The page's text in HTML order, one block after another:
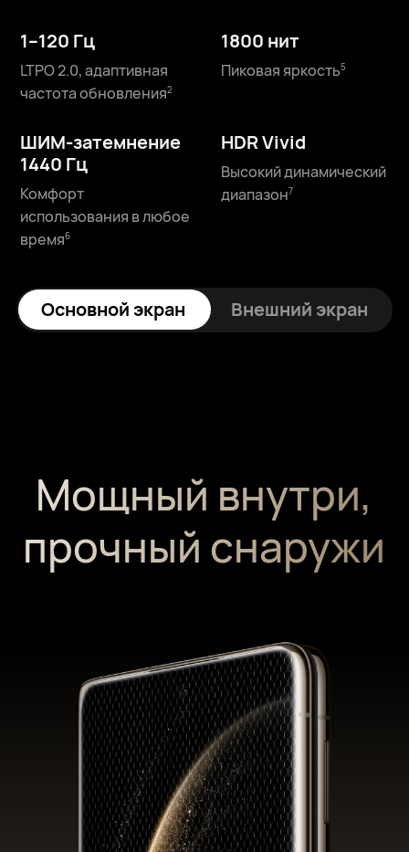
1–120 Гц
LTPO 2.0, адаптивная
частота обновления⁠2
1800 нит
Пиковая яркость⁠5
ШИМ-затемнение
1440 Гц
Комфорт
использования в любое
время⁠6
HDR Vivid
Высокий динамический
диапазон⁠7
1–120 Гц
LTPO 2.0, адаптивная
2500 нит
ШИМ-затемнение
1440 Гц
Комфорт
использования в любое
HDR Vivid
Высокий динамический
Основной экран Внешний экран
Мощный внутри,
прочный снаружи